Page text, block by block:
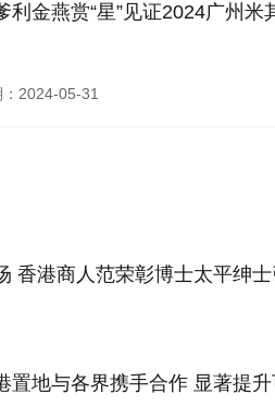
利金燕赏“星”见证2024广州米
：2024-05-31
香港商人范荣彰博士太平绅
置地与各界携手合作 显著提